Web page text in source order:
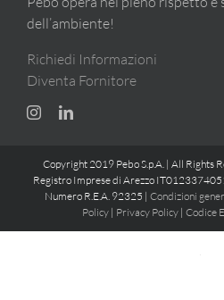
dell’ambiente!
Richiedi Informazioni
Diventa Fornitore
Copyright 2019 Pebo S.p.A. | All Rights
Registro Imprese di Arezzo
Numero R.E.A. 92325 | Condizioni
Policy| Privacy Policy| Codice